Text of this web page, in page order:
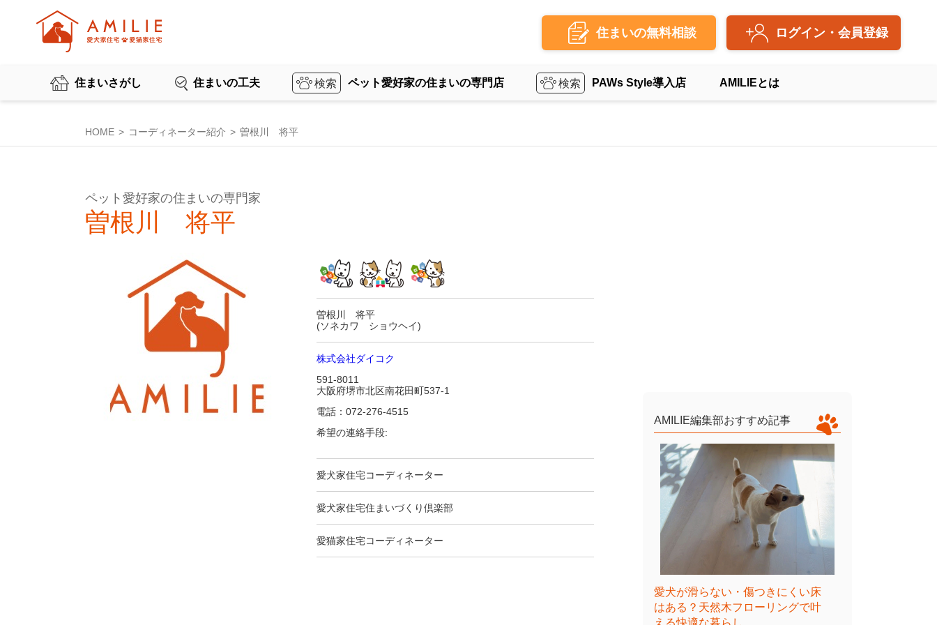
住まいの無料相談 ログイン・会員登録
住まいさがし 住まいの工夫 ペット愛好家の住まいの専門店 PAWs Style導入店 AMILIEとは
HOME コーディネーター紹介 曽根川 将平
ペット愛好家の住まいの専門家
曽根川 将平
曽根川 将平
(ソネカワ ショウヘイ)
株式会社ダイコク
591-8011
大阪府堺市北区南花田町537-1
電話：072-276-4515
希望の連絡手段:
愛犬家住宅コーディネーター
愛犬家住宅住まいづくり倶楽部
愛猫家住宅コーディネーター
AMILIE編集部おすすめ記事
愛犬が滑らない・傷つきにくい床
はある？天然木フローリングで叶
える快適な暮らし